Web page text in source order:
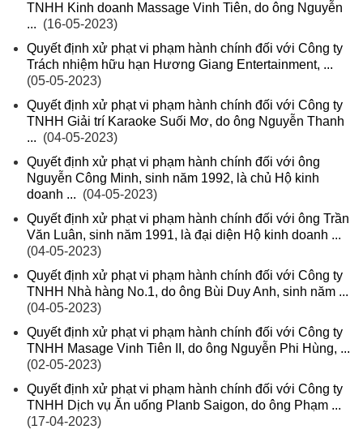
TNHH Kinh doanh Massage Vinh Tiên, do ông Nguyễn
... (16-05-2023)
Quyết định xử phạt vi phạm hành chính đối với Công ty
Trách nhiệm hữu hạn Hương Giang Entertainment, ...
(05-05-2023)
Quyết định xử phạt vi phạm hành chính đối với Công ty
TNHH Giải trí Karaoke Suối Mơ, do ông Nguyễn Thanh
... (04-05-2023)
Quyết định xử phạt vi phạm hành chính đối với ông
Nguyễn Công Minh, sinh năm 1992, là chủ Hộ kinh
doanh ... (04-05-2023)
Quyết định xử phạt vi phạm hành chính đối với ông Trần
Văn Luân, sinh năm 1991, là đại diện Hộ kinh doanh ...
(04-05-2023)
Quyết định xử phạt vi phạm hành chính đối với Công ty
TNHH Nhà hàng No.1, do ông Bùi Duy Anh, sinh năm ...
(04-05-2023)
Quyết định xử phạt vi phạm hành chính đối với Công ty
TNHH Masage Vinh Tiên II, do ông Nguyễn Phi Hùng, ...
(02-05-2023)
Quyết định xử phạt vi phạm hành chính đối với Công ty
TNHH Dịch vụ Ăn uống Planb Saigon, do ông Phạm ...
(17-04-2023)